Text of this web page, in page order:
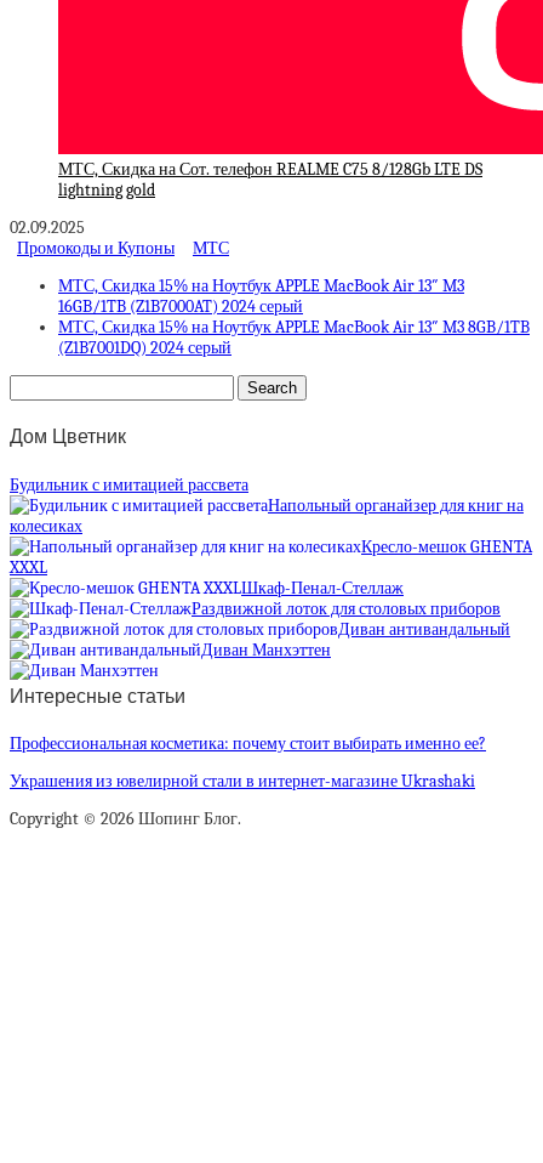
МТС, Скидка на Сот. телефон REALME C75 8/128Gb LTE DS
lightning gold
02.09.2025
Промокоды и Купоны
МТС
МТС, Скидка 15% на Ноутбук APPLE MacBook Air 13″ M3
16GB/1TB (Z1B7000AT) 2024 серый
МТС, Скидка 15% на Ноутбук APPLE MacBook Air 13″ M3 8GB/1TB
(Z1B7001DQ) 2024 серый
Дом Цветник
Будильник с имитацией рассвета
Напольный органайзер для книг на
колесиках
Кресло-мешок GHENTA
XXXL
Шкаф-Пенал-Стеллаж
Раздвижной лоток для столовых приборов
Диван антивандальный
Диван Манхэттен
Интересные статьи
Профессиональная косметика: почему стоит выбирать именно ее?
Украшения из ювелирной стали в интернет-магазине Ukrashaki
Copyright © 2026 Шопинг Блог.